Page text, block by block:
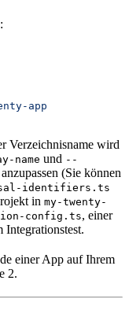
app
Verzeichnisname wird
name und --
(Sie können
identifiers.ts
in my-twenty-
config.ts, einer
einer App auf Ihrem
2.